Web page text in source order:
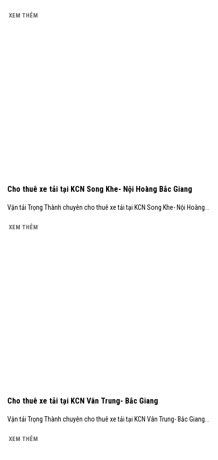
XEM THÊM
Cho thuê xe tải tại KCN Song Khe- Nội Hoàng Bắc Giang
Vận tải Trọng Thành chuyên cho thuê xe tải tại KCN Song Khe- Nội Hoàng...
XEM THÊM
Cho thuê xe tải tại KCN Vân Trung- Bắc Giang
Vận tải Trọng Thành chuyên cho thuê xe tải tại KCN Vân Trung- Bắc Giang...
XEM THÊM